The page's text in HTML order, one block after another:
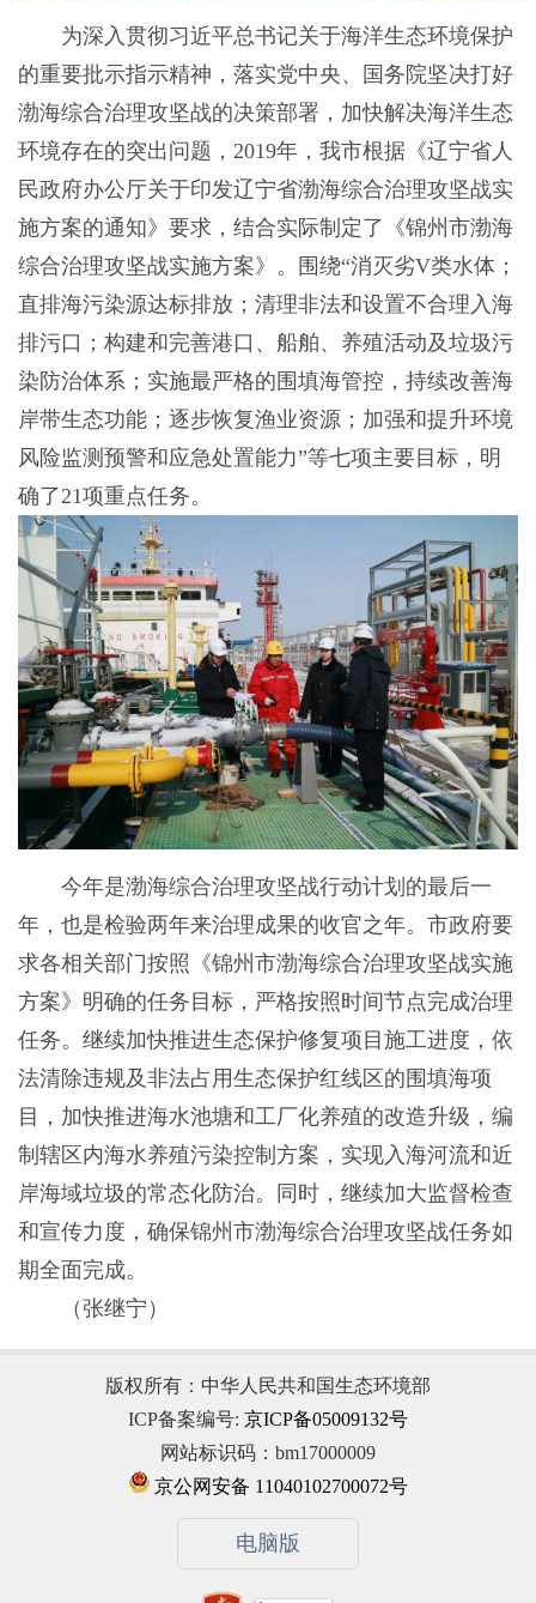
为深入贯彻习近平总书记关于海洋生态环境保护
的重要批示指示精神，落实党中央、国务院坚决打好
渤海综合治理攻坚战的决策部署，加快解决海洋生态
环境存在的突出问题，2019年，我市根据《辽宁省人
民政府办公厅关于印发辽宁省渤海综合治理攻坚战实
施方案的通知》要求，结合实际制定了《锦州市渤海
综合治理攻坚战实施方案》。围绕“消灭劣V类水体；
直排海污染源达标排放；清理非法和设置不合理入海
排污口；构建和完善港口、船舶、养殖活动及垃圾污
染防治体系；实施最严格的围填海管控，持续改善海
岸带生态功能；逐步恢复渔业资源；加强和提升环境
风险监测预警和应急处置能力”等七项主要目标，明
确了21项重点任务。
今年是渤海综合治理攻坚战行动计划的最后一
年，也是检验两年来治理成果的收官之年。市政府要
求各相关部门按照《锦州市渤海综合治理攻坚战实施
方案》明确的任务目标，严格按照时间节点完成治理
任务。继续加快推进生态保护修复项目施工进度，依
法清除违规及非法占用生态保护红线区的围填海项
目，加快推进海水池塘和工厂化养殖的改造升级，编
制辖区内海水养殖污染控制方案，实现入海河流和近
岸海域垃圾的常态化防治。同时，继续加大监督检查
和宣传力度，确保锦州市渤海综合治理攻坚战任务如
期全面完成。
（张继宁）
版权所有：中华人民共和国生态环境部
ICP备案编号: 京ICP备05009132号
网站标识码：bm17000009
京公网安备 11040102700072号
电脑版